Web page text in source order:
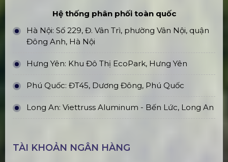
Hệ thống phân phối toàn quốc
Hà Nội: Số 229, Đ. Vân Trì, phường Vân Nội, quận
Đông Anh, Hà Nội
Hưng Yên: Khu Đô Thị EcoPark, Hưng Yên
Phú Quốc: ĐT45, Dương Đông, Phú Quốc
Long An: Viettruss Aluminum - Bến Lức, Long An
TÀI KHOẢN NGÂN HÀNG